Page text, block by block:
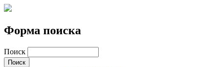
Форма поиска
Поиск